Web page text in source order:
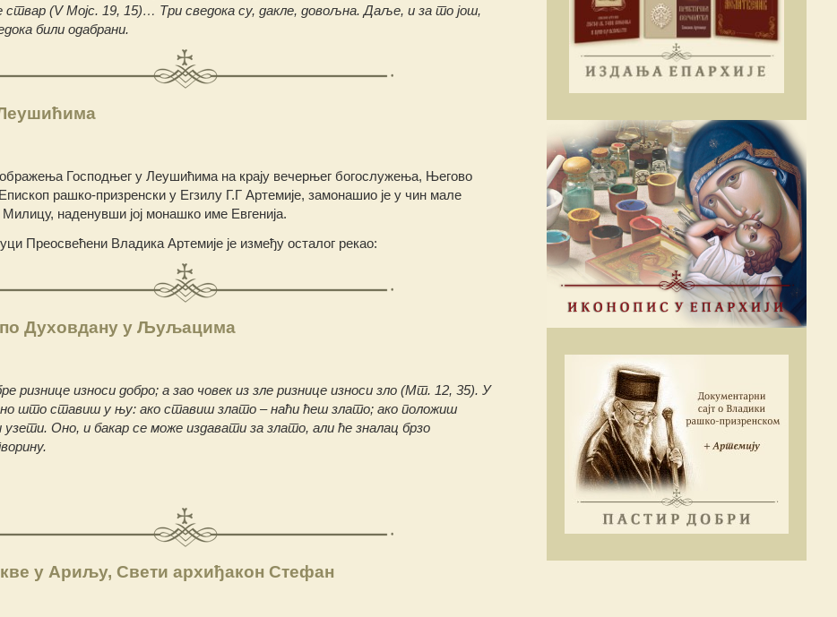
ствар (V Мојс. 19, 15)… Три сведока су, дакле, довољна. Даље, и за то још,
били одабрани.
Господњег у Леушићима на крају вечерњег богослужења, Његово
рашко-призренски у Егзилу Г.Г Артемије, замонашио је у чин мале
наденувши јој монашко име Евгенија.
Преосвећени Владика Артемије је између осталог рекао:
Духовдану у Љуљацима
ризнице износи добро; а зао човек из зле ризнице износи зло (Мт. 12, 35). У
што ставиш у њу: ако ставиш злато – наћи ћеш злато; ако положиш
узети. Оно, и бакар се може издавати за злато, али ће зналац брзо
у Ариљу, Свети архиђакон Стефан